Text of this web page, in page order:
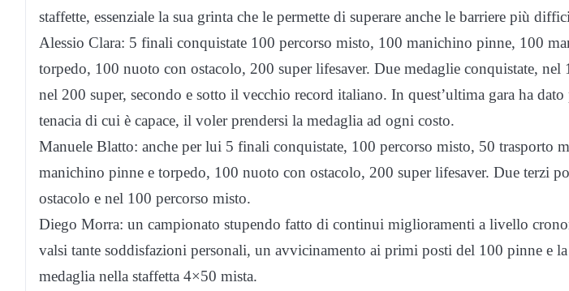
staffette, essenziale la sua grinta che le permette di superare anche le barriere più
Alessio Clara: 5 finali conquistate 100 percorso misto, 100 manichino pinne, 100
torpedo, 100 nuoto con ostacolo, 200 super lifesaver. Due medaglie conquistate, nel
nel 200 super, secondo e sotto il vecchio record italiano. In quest’ultima gara ha
tenacia di cui è capace, il voler prendersi la medaglia ad ogni costo.
Manuele Blatto: anche per lui 5 finali conquistate, 100 percorso misto, 50 trasporto
manichino pinne e torpedo, 100 nuoto con ostacolo, 200 super lifesaver. Due terzi
ostacolo e nel 100 percorso misto.
Diego Morra: un campionato stupendo fatto di continui miglioramenti a livello
valsi tante soddisfazioni personali, un avvicinamento ai primi posti del 100 pinne e
medaglia nella staffetta 4×50 mista.